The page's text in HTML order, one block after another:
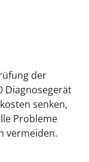
der
Diagnosegerät
senken,
Probleme
vermeiden.